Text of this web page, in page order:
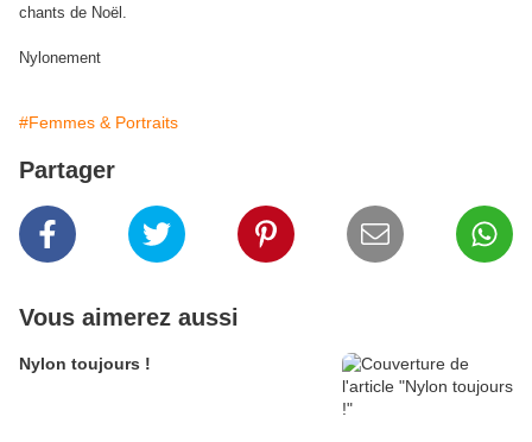
chants de Noël.
Nylonement
#Femmes & Portraits
Partager
Vous aimerez aussi
Nylon toujours !